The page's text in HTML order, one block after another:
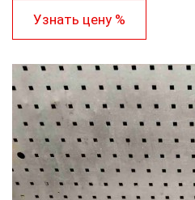
Узнать цену %